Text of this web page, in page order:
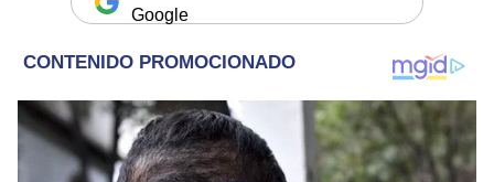
Google